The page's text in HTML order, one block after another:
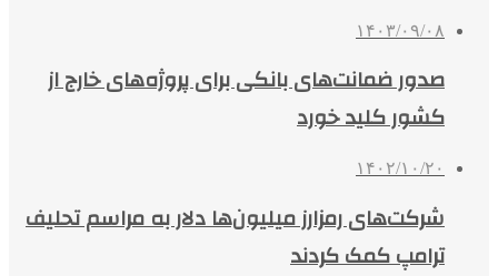
۱۴۰۳/۰۹/۰۸
صدور ضمانت‌های بانکی برای پروژه‌های خارج از
کشور کلید خورد
۱۴۰۲/۱۰/۲۰
شرکت‌های رمزارز میلیون‌ها دلار به مراسم تحلیف
ترامپ کمک کردند